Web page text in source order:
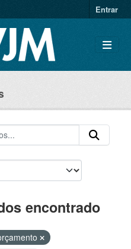
Entrar
encontrado